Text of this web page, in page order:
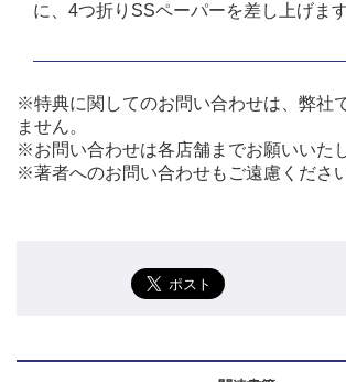
に、4つ折りSSペーパーを差し上げます
※特典に関してのお問い合わせは、弊社
ません。
※お問い合わせは各店舗までお願いいた
※著者へのお問い合わせもご遠慮ください